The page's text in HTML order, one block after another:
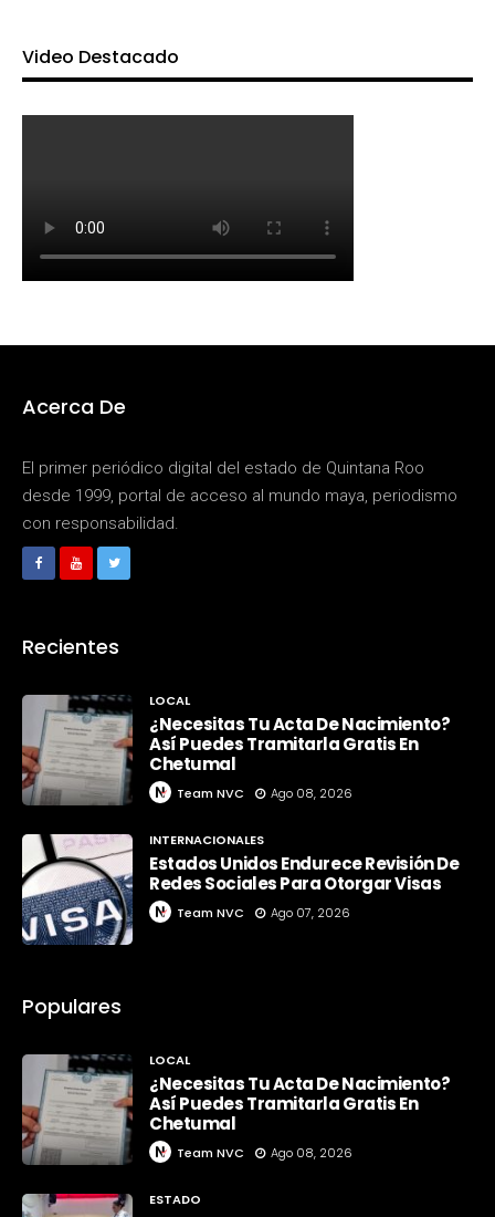
Video Destacado
Acerca De
El primer periódico digital del estado de Quintana Roo
desde 1999, portal de acceso al mundo maya, periodismo
con responsabilidad.
Recientes
LOCAL
¿Necesitas Tu Acta De Nacimiento?
Así Puedes Tramitarla Gratis En
Chetumal
Team NVC Ago 08, 2026
INTERNACIONALES
Estados Unidos Endurece Revisión De
Redes Sociales Para Otorgar Visas
Team NVC Ago 07, 2026
Populares
LOCAL
¿Necesitas Tu Acta De Nacimiento?
Así Puedes Tramitarla Gratis En
Chetumal
Team NVC Ago 08, 2026
ESTADO